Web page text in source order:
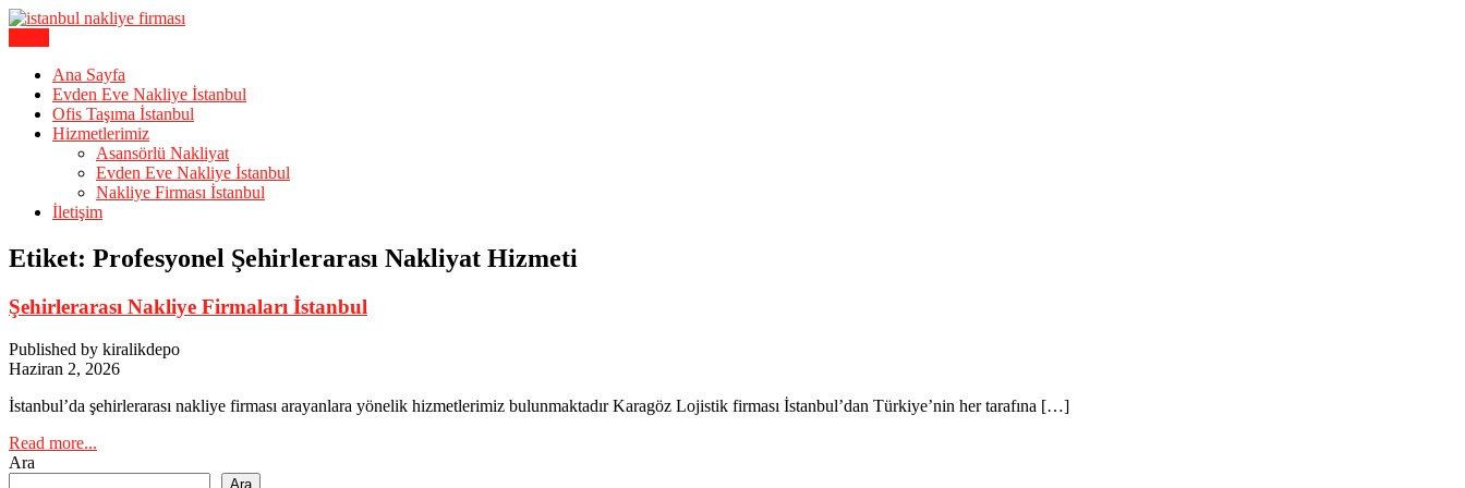
Skip
İstanbul Evden Eve Nakliye | İstanbul Nakliyat
Ana Sayfa
Evden Eve Nakliye İstanbul
Ofis Taşıma İstanbul
Hizmetlerimiz
Asansörlü Nakliyat
Evden Eve Nakliye İstanbul
Nakliye Firması İstanbul
İletişim
Etiket: Profesyonel Şehirlerarası Nakliyat Hizmeti
Şehirlerarası Nakliye Firmaları İstanbul
Published by kiralikdepo
Haziran 2, 2026
İstanbul’da şehirlerarası nakliye firması arayanlara yönelik hizmetlerimiz bulunmaktadır Karagöz Lojistik firması İstanbul’dan Türkiye’nin her tarafına […]
Read more...
Ara
Ara